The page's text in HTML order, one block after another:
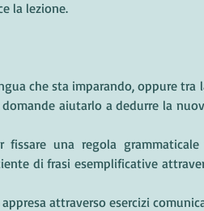
la lezione.
che sta imparando, oppure
aiutarlo a dedurre la
una regola
di frasi esemplificative
attraverso esercizi